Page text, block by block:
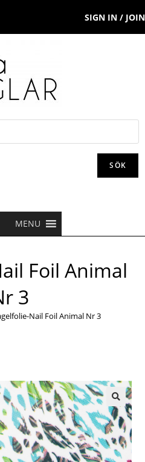
SIGN IN / JOIN
SÖK
MENU
Foil Animal
3
Nail Foil Animal Nr 3